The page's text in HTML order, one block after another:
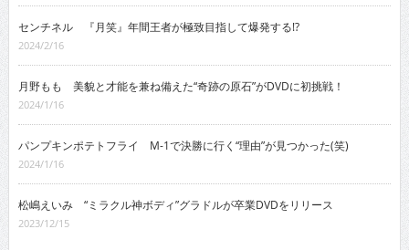
センチネル 『月笑』年間王者が極致目指して爆発する!?
2024/2/16
月野もも 美貌と才能を兼ね備えた“奇跡の原石”がDVDに初挑戦！
2024/1/16
パンプキンポテトフライ M-1で決勝に行く“理由”が見つかった(笑)
2024/1/16
松嶋えいみ “ミラクル神ボディ”グラドルが卒業DVDをリリース
2023/12/15